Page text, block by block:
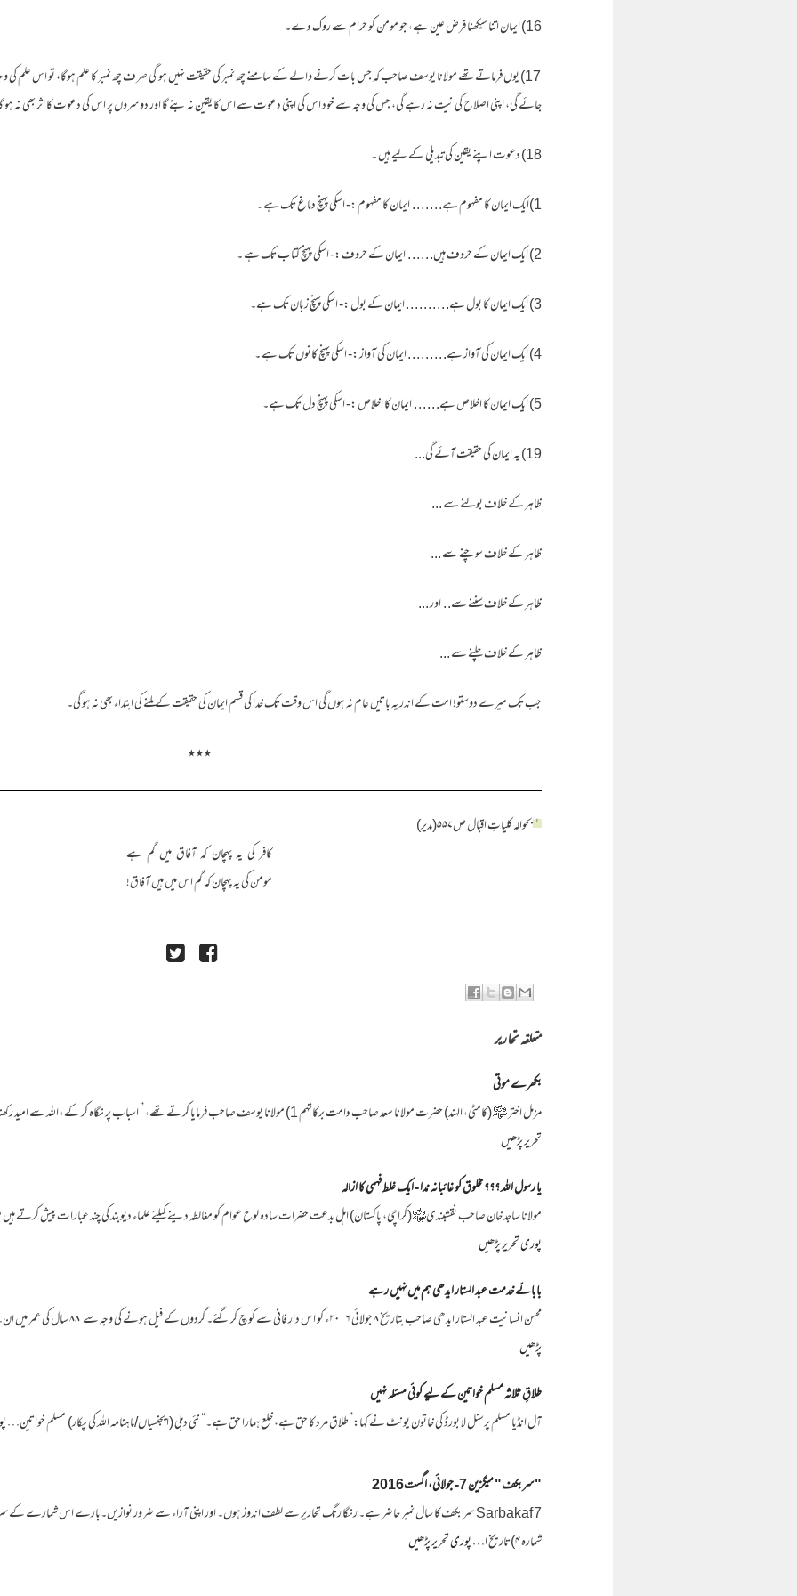
16) ایمان اتنا سیکھنا فرض عین ہے، جو مومن کو حرام سے روک دے۔
17) یوں فرماتے تھے مولانا یوسف صاحب کہ جس بات کرنے والے کے سامنے چھ نمبر کی حقیقت نہیں ہو گی صرف چھ نمبر کا علم ہوگا، تو اس
جائے گی، اپنی اصلاح کی نیت نہ رہے گی، جس کی وجہ سے خود اس کی اپنی دعوت سے اس کا یقین نہ بنے گا اور دوسروں پر اس کی دعوت کا اثر بھی نہ ہو
18) دعوت اپنے یقین کی تبدیلی کے لیے ہیں ۔
1)ایک ایمان کا مفہوم ہے. . . . . . . ایمان کا مفہوم :- اسکی پہنچ دماغ تک ہے ۔
2) ایک ایمان کے حروف ہیں. . . . . . ایمان کے حروف :- اسکی پہنچ کتاب تک ہے ۔
3) ایک ایمان کا بول ہے. . . . . . . . . . ایمان کے بول :- اسکی پہنچ زبان تک ہے۔
4) ایک ایمان کی آواز ہے. . . . . . . . . ایمان کی آواز :- اسکی پہنچ کانوں تک ہے ۔
5) ایک ایمان کا اخلاص ہے. . . . . . ایمان کا اخلاص :- اسکی پہنچ دل تک ہے۔
19) یہ ایمان کی حقیقت آئے گی...
ظاہر کے خلاف بولنے سے ...
ظاہر کے خلاف سوچنے سے ...
ظاہر کے خلاف سننے سے. . اور ...
ظاہر کے خلاف چلنے سے ...
جب تک میرے دوستو! امت کے اندر یہ باتیں عام نہ ہوں گی اس وقت تک خدا کی قسم ایمان کی حقیقت کے ملنے کی ابتداء بھی نہ ہو گی۔
٭٭٭
۱بحوالہ کلیاتِ اقبال ص۵۵۷(مدیر)
کافر کی یہ پہچان کہ آفاق میں گم ہے
مومن کی یہ پہچان کہ گم اس میں ہیں آفاق!
متعلقہ تحاریر
بکھرے موتی
مزمل اختر ﷾ (کامٹی، الہند) حضرت مولانا سعد صاحب دامت برکاتہم 1) مولانا یوسف صاحب فرمایا کرتے تھے، ” اسباب پر نگاہ کر کے، اللہ سے امید رکھنا، کف…
تحریر پڑھیں
یا رسول اللہ ؟؟؟ مخلوق کو غائبانہ ندا - ایک غلط فہمی کا ازالہ
مولانا ساجد خان صاحب نقشبندی﷾(کراچی، پاکستان) اہل بدعت حضرات سادہ لوح عوام کو مغالطہ دینے کیلئے علماء دیوبند کی چند عبارات پیش کرتے
پوری تحریر پڑھیں
بابائے خدمت عبد الستار ایدھی ہم میں نہیں رہے
محسن انسانیت عبد الستار ایدھی صاحب بتاریخ ۸ جولائی ۲۰۱۶ء کو اس دارِ فانی سے کوچ کر گئے۔ گردوں کے فیل ہونے کی وجہ سے ۸۸ سال کی عمر میں ان…
پڑھیں
طلاقِ ثلاثہ مسلم خواتین کے لیے کوئی مسئلہ نہیں
آل انڈیا مسلم پرسنل لا بورڈ کی خاتون یونٹ نے کہا:”طلاق مرد کا حق ہے، خلع ہمارا حق ہے۔“ نئی دہلی (ایجنسیاں/ماہنامہ اللہ کی پکار) مسلم خواتین…
"سربکف" میگزین 7- جولائی، اگست2016
شمارہ ۴)تاریخ ا… پوری تحریر پڑھیں